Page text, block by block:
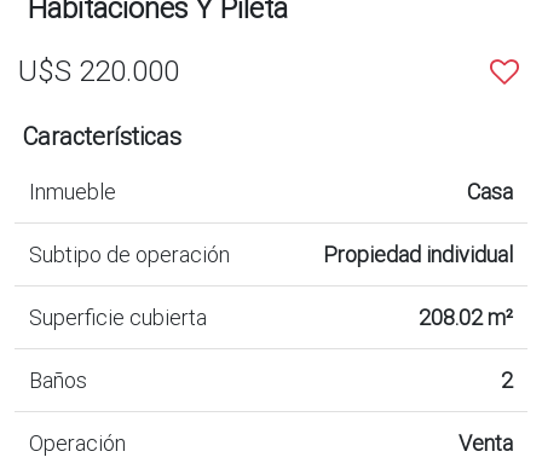
Habitaciones Y Pileta
U$S 220.000
Características
Inmueble Casa
Subtipo de operación Propiedad individual
Superficie cubierta 208.02 m²
Baños 2
Operación Venta